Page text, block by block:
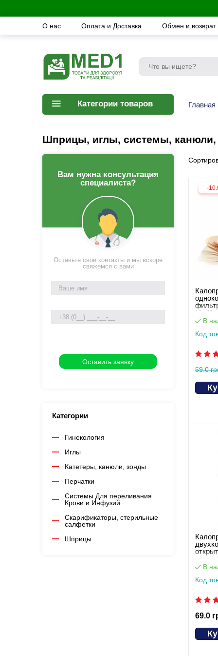
О нас Оплата и Доставка Обмен и возврат
Категории товаров Главная
Шприцы, иглы, системы, канюли,
Вам нужна консультация
специалиста?
Оставьте свои контакты и мы вскоре
свяжемся с вами
Категории
Гинекология
Иглы
Катетеры, канюли, зонды
Перчатки
Системы Для переливания
Крови и Инфузий
Скарификаторы, стерильные
салфетки
Шприцы
-
Med1
В
Код
59.0
В
Код
69.0